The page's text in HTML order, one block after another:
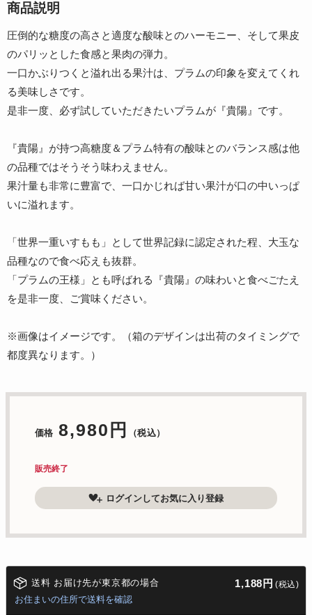
商品説明
圧倒的な糖度の高さと適度な酸味とのハーモニー、そして果皮
のパリッとした食感と果肉の弾力。
一口かぶりつくと溢れ出る果汁は、プラムの印象を変えてくれ
る美味しさです。
是非一度、必ず試していただきたいプラムが『貴陽』です。
『貴陽』が持つ高糖度＆プラム特有の酸味とのバランス感は他
の品種ではそうそう味わえません。
果汁量も非常に豊富で、一口かじれば甘い果汁が口の中いっぱ
いに溢れます。
「世界一重いすもも」として世界記録に認定された程、大玉な
品種なので食べ応えも抜群。
「プラムの王様」とも呼ばれる『貴陽』の味わいと食べごたえ
を是非一度、ご賞味ください。
※画像はイメージです。（箱のデザインは出荷のタイミングで
都度異なります。）
価格 8,980円 （税込）
販売終了
ログインしてお気に入り登録
送料 お届け先が東京都の場合 1,188円 (税込)
お住まいの住所で送料を確認